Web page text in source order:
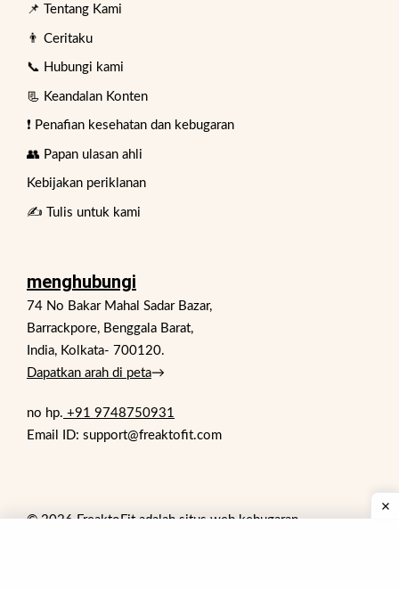
📌 Tentang Kami
👨 Ceritaku
📞 Hubungi kami
📃 Keandalan Konten
❗ Penafian kesehatan dan kebugaran
👥 Papan ulasan ahli
Kebijakan periklanan
✍️ Tulis untuk kami
menghubungi
74 No Bakar Mahal Sadar Bazar,
Barrackpore, Benggala Barat,
India, Kolkata- 700120.
Dapatkan arah di peta→
no hp. +91 9748750931
Email ID: support@freaktofit.com
© 2026 FreaktoFit adalah situs web kebugaran.